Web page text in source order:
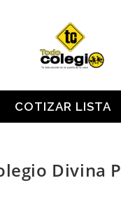
COTIZAR LISTA
Divina